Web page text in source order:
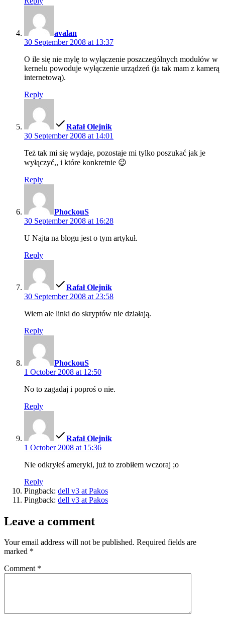
avalan
30 September 2008 at 13:37
O ile się nie mylę to wyłączenie poszczególnych modułów w
kernelu powoduje wyłączenie urządzeń (ja tak mam z kamerą
internetową).
Reply
Rafał Olejnik
30 September 2008 at 14:01
Też tak mi się wydaje, pozostaje mi tylko poszukać jak je
wyłączyć,, i które konkretnie 😉
Reply
PhockouS
30 September 2008 at 16:28
U Najta na blogu jest o tym artykuł.
Reply
Rafał Olejnik
30 September 2008 at 23:58
Wiem ale linki do skryptów nie działają.
Reply
PhockouS
1 October 2008 at 12:50
No to zagadaj i poproś o nie.
Reply
Rafał Olejnik
1 October 2008 at 15:36
Nie odkryłeś ameryki, już to zrobiłem wczoraj ;o
Reply
Pingback: dell v3 at Pakos
Pingback: dell v3 at Pakos
Leave a comment
Your email address will not be published. Required fields are
marked *
Comment *